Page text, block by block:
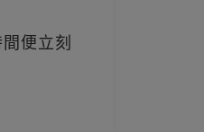
便立刻